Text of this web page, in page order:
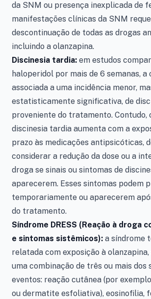
da SNM ou presença inexplicada de
manifestações clínicas da SNM
descontinuação de todas as drogas
incluindo a olanzapina.
Discinesia tardia: em estudos
haloperidol por mais de 6 semanas, a
associada a uma incidência menor,
estatisticamente significativa, de
proveniente do tratamento. Contudo,
discinesia tardia aumenta com a
prazo às medicações antipsicóticas,
considerar a redução da dose ou a
droga se sinais ou sintomas de
aparecerem. Esses sintomas podem
temporariamente ou aparecerem
do tratamento.
Síndrome DRESS (Reação à droga
e sintomas sistêmicos): a síndrome
relatada com exposição à
uma combinação de três ou mais dos
eventos: reação cutânea (por
ou dermatite esfoliativa), eosinofilia,